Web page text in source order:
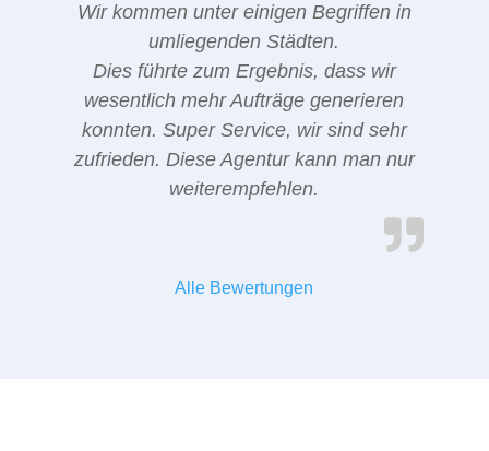
Wir kommen unter einigen Begriffen in
umliegenden Städten.
Dies führte zum Ergebnis, dass wir
wesentlich mehr Aufträge generieren
konnten. Super Service, wir sind sehr
zufrieden. Diese Agentur kann man nur
weiterempfehlen.
Alle Bewertungen